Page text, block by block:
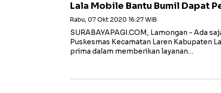
Lala Mobile Bantu Bumil Dapat
Rabu, 07 Okt 2020 16:27 WIB
SURABAYAPAGI.COM, Lamongan - Ada
Puskesmas Kecamatan Laren Kabupaten
prima dalam memberikan layanan…